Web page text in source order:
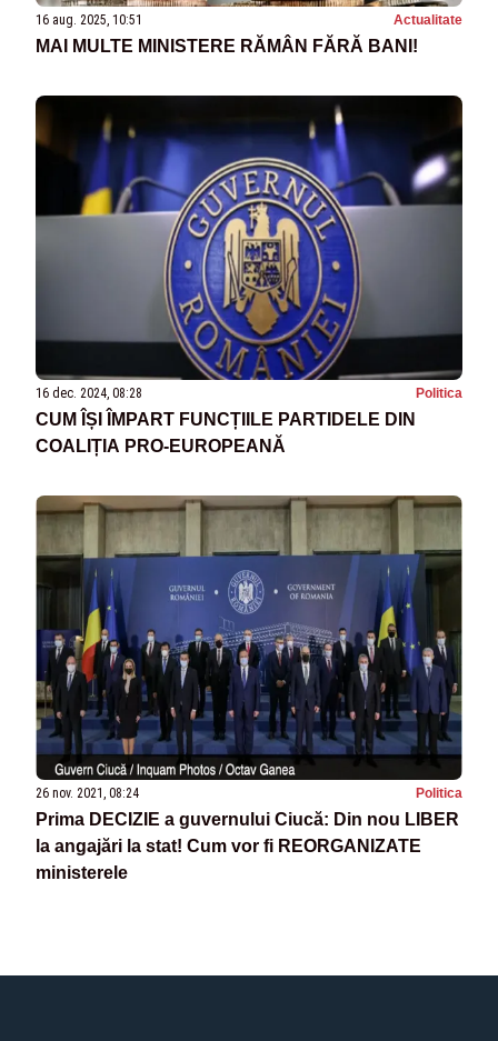
16 aug. 2025, 10:51 Actualitate
MAI MULTE MINISTERE RĂMÂN FĂRĂ BANI!
16 dec. 2024, 08:28 Politica
CUM ÎȘI ÎMPART FUNCȚIILE PARTIDELE DIN
COALIȚIA PRO-EUROPEANĂ
26 nov. 2021, 08:24 Politica
Prima DECIZIE a guvernului Ciucă: Din nou LIBER
la angajări la stat! Cum vor fi REORGANIZATE
ministerele